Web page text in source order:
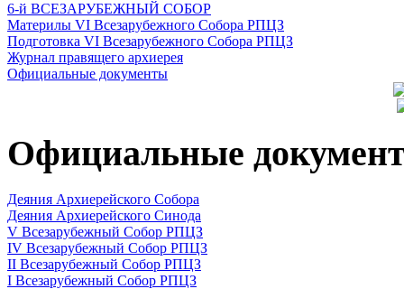
6-й ВСЕЗАРУБЕЖНЫЙ СОБОР
Материлы VI Всезарубежного Собора РПЦЗ
Подготовка VI Всезарубежного Собора РПЦЗ
Журнал правящего архиерея
Официальные документы
Официальные
Деяния Архиерейского Собора
Деяния Архиерейского Синода
V Всезарубежный Собор РПЦЗ
IV Всезарубежный Собор РПЦЗ
II Всезарубежный Собор РПЦЗ
I Всезарубежный Собор РПЦЗ